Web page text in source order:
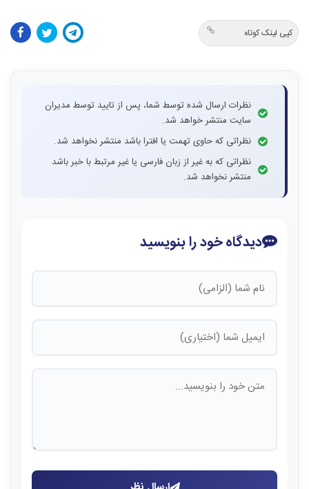
کپی لینک کوتاه
نظرات ارسال شده توسط شما، پس از تایید توسط مدیران
سایت منتشر خواهد شد.
نظراتی که حاوی تهمت یا افترا باشد منتشر نخواهد شد.
نظراتی که به غیر از زبان فارسی یا غیر مرتبط با خبر باشد
منتشر نخواهد شد.
دیدگاه خود را بنویسید